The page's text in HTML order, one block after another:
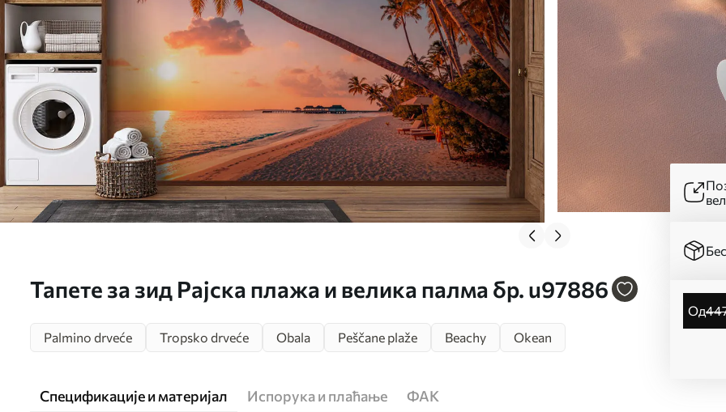
Тапете за зид Рајска плажа и велика палма бр. u97886
од
Palmino drveće
Tropsko drveće Obala Peščane plaže Beachy Okean
Спецификације и материјал Испорука и плаћање ФАК